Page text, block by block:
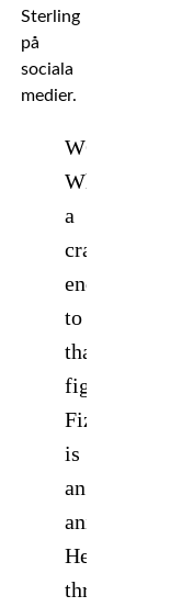
Sterling
på
sociala
medier.
WOW!!!
What
a
crazy
ending
to
that
fight!
Fiziev
is
an
animal!!
He
throws